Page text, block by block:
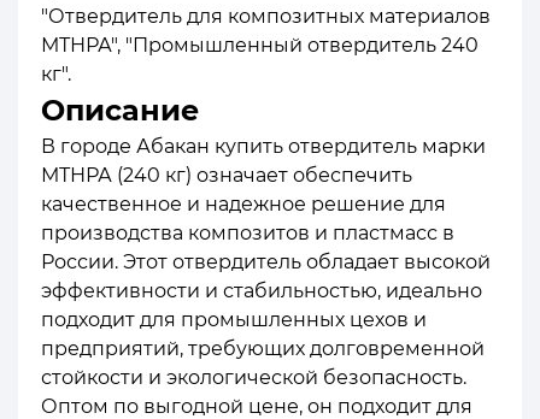
"Отвердитель для композитных материалов
МТНРА", "Промышленный отвердитель 240
кг".
Описание
В городе Абакан купить отвердитель марки
МТНРА (240 кг) означает обеспечить
качественное и надежное решение для
производства композитов и пластмасс в
России. Этот отвердитель обладает высокой
эффективности и стабильностью, идеально
подходит для промышленных цехов и
предприятий, требующих долговременной
стойкости и экологической безопасность.
Оптом по выгодной цене, он подходит для